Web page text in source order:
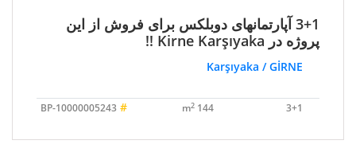
3+1 آپارتمانهای دوبلکس برای فروش از این
پروژه در Kirne Karşıyaka !!
3+1
144 m
2
#
BP-10000005243